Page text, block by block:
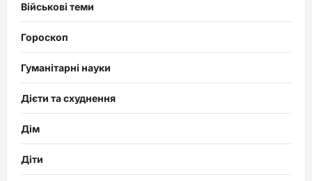
Військові теми
Гороскоп
Гуманітарні науки
Дієти та схуднення
Дім
Діти